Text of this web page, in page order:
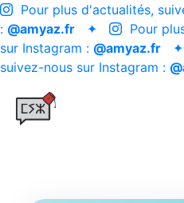
Pour plus d'actualités,
: @amyaz.fr ✦
Pour
sur Instagram : @amyaz.fr
suivez-nous sur Instagram :